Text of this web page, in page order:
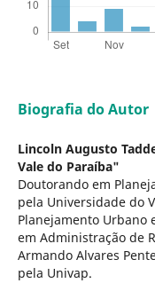
Biografia do Autor
Lincoln Augusto
Vale do Paraíba"
Doutorando em
pela Universidade do
Planejamento Urbano
em Administração de
Armando Alvares
pela Univap.